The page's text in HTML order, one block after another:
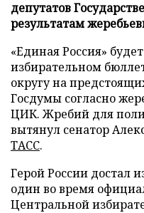
депутатов
результатам
«Единая Россия»
избирательном
округу на
Госдумы согласно
ЦИК. Жребий для
вытянул сенатор
ТАСС.
Герой России достал
один во время
Центральной